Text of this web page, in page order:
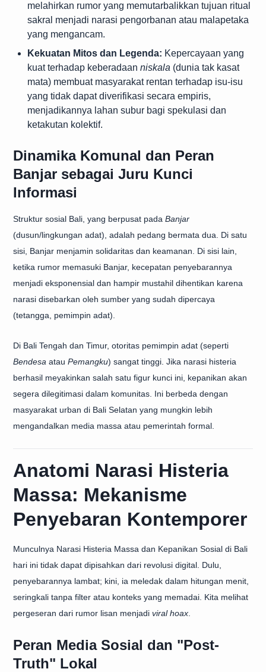
melahirkan rumor yang memutarbalikkan tujuan ritual
sakral menjadi narasi pengorbanan atau malapetaka
yang mengancam.
Kekuatan Mitos dan Legenda: Kepercayaan yang
kuat terhadap keberadaan niskala (dunia tak kasat
mata) membuat masyarakat rentan terhadap isu-isu
yang tidak dapat diverifikasi secara empiris,
menjadikannya lahan subur bagi spekulasi dan
ketakutan kolektif.
Dinamika Komunal dan Peran
Banjar sebagai Juru Kunci
Informasi
Struktur sosial Bali, yang berpusat pada Banjar
(dusun/lingkungan adat), adalah pedang bermata dua. Di satu
sisi, Banjar menjamin solidaritas dan keamanan. Di sisi lain,
ketika rumor memasuki Banjar, kecepatan penyebarannya
menjadi eksponensial dan hampir mustahil dihentikan karena
narasi disebarkan oleh sumber yang sudah dipercaya
(tetangga, pemimpin adat).
Di Bali Tengah dan Timur, otoritas pemimpin adat (seperti
Bendesa atau Pemangku) sangat tinggi. Jika narasi histeria
berhasil meyakinkan salah satu figur kunci ini, kepanikan akan
segera dilegitimasi dalam komunitas. Ini berbeda dengan
masyarakat urban di Bali Selatan yang mungkin lebih
mengandalkan media massa atau pemerintah formal.
Anatomi Narasi Histeria
Massa: Mekanisme
Penyebaran Kontemporer
Munculnya Narasi Histeria Massa dan Kepanikan Sosial di Bali
hari ini tidak dapat dipisahkan dari revolusi digital. Dulu,
penyebarannya lambat; kini, ia meledak dalam hitungan menit,
seringkali tanpa filter atau konteks yang memadai. Kita melihat
pergeseran dari rumor lisan menjadi viral hoax
Peran Media Sosial dan "Post-
Truth" Lokal